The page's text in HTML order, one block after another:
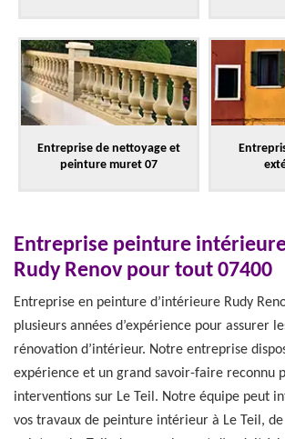
Entreprise de nettoyage et
peinture muret 07
Entreprise peinture intérieure
Rudy Renov pour tout 07400
Entreprise en peinture d’intérieure Rudy
plusieurs années d’expérience pour assurer
rénovation d’intérieur. Notre entreprise
expérience et un grand savoir-faire reconnu
interventions sur Le Teil. Notre équipe peut
vos travaux de peinture intérieur à Le Teil,